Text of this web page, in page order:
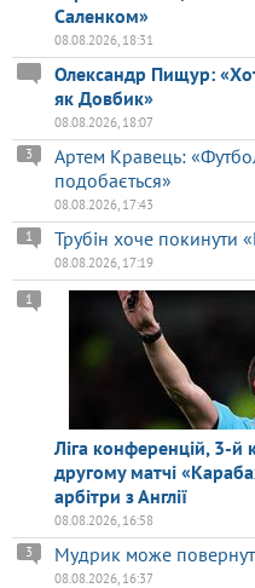
Саленком»
08.08.2026, 18:31
Олександр Пищур:
як Довбик»
08.08.2026, 18:07
Артем Кравець:
подобається»
3
08.08.2026, 17:43
Трубін хоче покинути
1
08.08.2026, 17:19
Ліга конференцій, 3-й
другому матчі
арбітри з Англії
1
08.08.2026, 16:58
Мудрик може
3
08.08.2026, 16:37